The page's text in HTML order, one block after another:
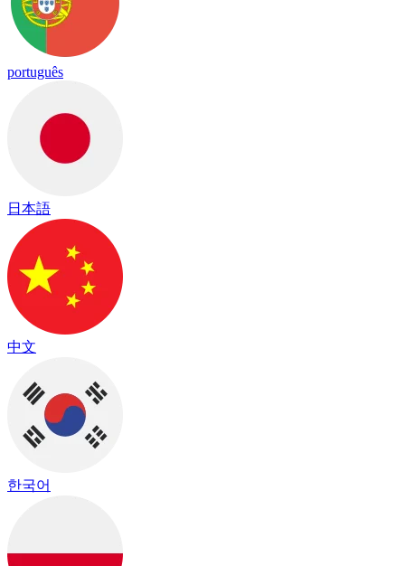
português
日本語
中文
한국어